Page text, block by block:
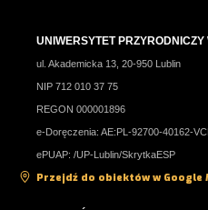
UNIWERSYTET
ul. Akademicka 13, 20-950 Lublin
NIP 712 010 37 75
REGON 000001896
e-Doręczenia: AE:PL-92700-40162-
ePUAP: /UP-Lublin/SkrytkaESP
Przejdź do obiektów w Google